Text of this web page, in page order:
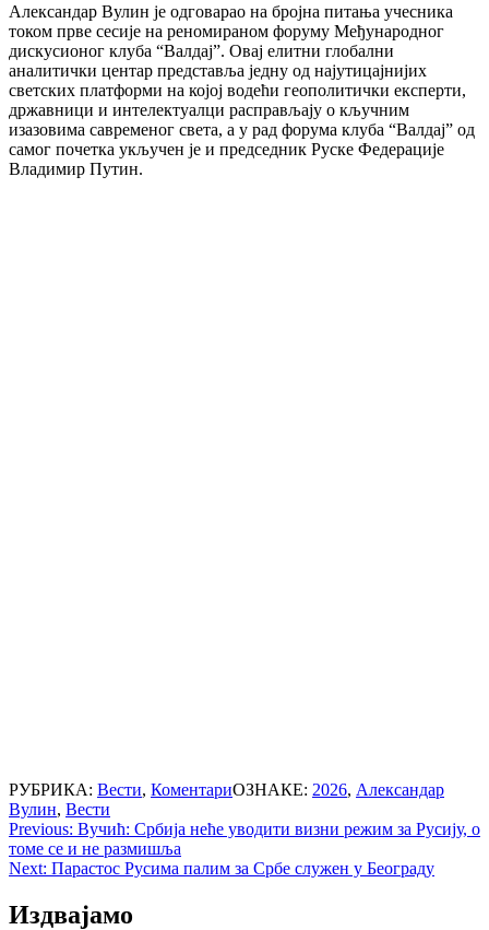
Александар Вулин је одговарао на бројна питања учесника
током прве сесије на реномираном форуму Међународног
дискусионог клуба “Валдај”. Овај елитни глобални
аналитички центар представља једну од најутицајнијих
светских платформи на којој водећи геополитички експерти,
државници и интелектуалци расправљају о кључним
изазовима савременог света, а у рад форума клуба “Валдај” од
самог почетка укључен је и председник Руске Федерације
Владимир Путин.
РУБРИКА: Вести, КоментариОЗНАКЕ: 2026, Александар
Вулин, Вести
Post
navigation
Previous: Вучић: Србија неће уводити визни режим за Русију, о
томе се и не размишља
Next: Парастос Русима палим за Србе служен у Београду
Издвајамо